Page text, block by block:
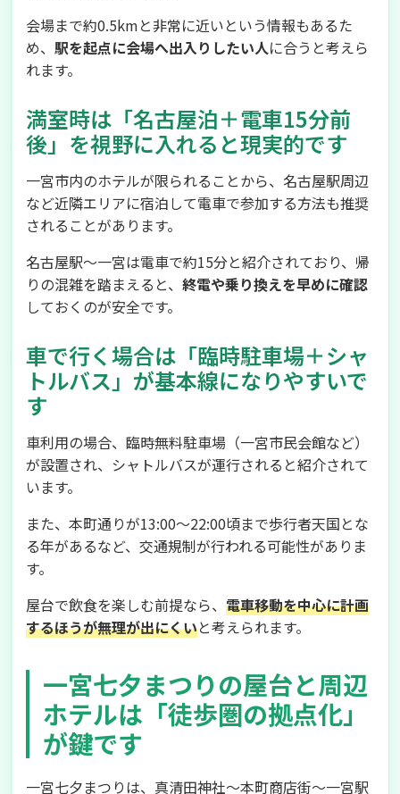
会場まで約0.5kmと非常に近いという情報もあるた
め、 駅を起点に会場へ出入りしたい人に合うと考えら
れます。
満室時は「名古屋泊＋電車15分前
後」を視野に入れると現実的です
一宮市内のホテルが限られることから、名古屋駅周辺
など近隣エリアに宿泊して電車で参加する方法も推奨
されることがあります。
名古屋駅〜一宮は電車で約15分と紹介されており、帰
りの混雑を踏まえると、 終電や乗り換えを早めに確認
しておくのが安全です。
車で行く場合は「臨時駐車場＋シャ
トルバス」が基本線になりやすいで
す
車利用の場合、臨時無料駐車場（一宮市民会館など）
が設置され、シャトルバスが運行されると紹介されて
います。
また、本町通りが13:00〜22:00頃まで歩行者天国とな
る年があるなど、交通規制が行われる可能性がありま
す。
屋台で飲食を楽しむ前提なら、 電車移動を中心に計画
するほうが無理が出にくいと考えられます。
一宮七夕まつりの屋台と周辺
ホテルは「徒歩圏の拠点化」
が鍵です
一宮七夕まつりは、真清田神社〜本町商店街〜一宮駅